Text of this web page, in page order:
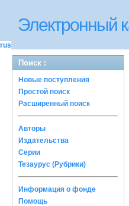
Электронный
rus
Поиск :
Новые поступления
Простой поиск
Расширенный поиск
Авторы
Издательства
Серии
Тезаурус (Рубрики)
Информация о фонде
Помощь